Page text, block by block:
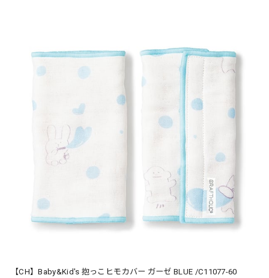
【CH】Baby&Kid's 抱っこヒモカバー ガーゼ BLUE /C11077-60